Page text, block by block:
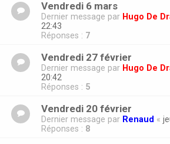
Vendredi 6 mars
Dernier message par Hugo De
22:43
Réponses : 7
Vendredi 27 février
Dernier message par Hugo De
20:42
Réponses : 5
Vendredi 20 février
Dernier message par Renaud «
Réponses : 8